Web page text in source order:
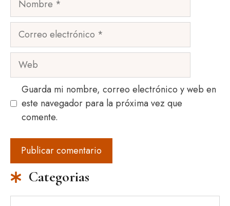
Correo
Web
Guarda mi nombre, correo electrónico y web en
este navegador para la próxima vez que
comente.
Categorias